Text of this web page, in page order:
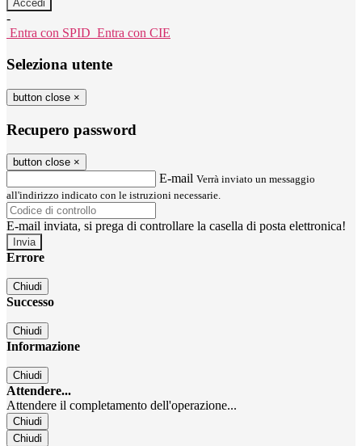
-
Entra con SPID Entra con CIE
Seleziona utente
button close ×
Recupero password
button close ×
E-mail Verrà inviato un messaggio
all'indirizzo indicato con le istruzioni necessarie.
E-mail inviata, si prega di controllare la casella di posta elettronica!
Errore
Chiudi
Successo
Chiudi
Informazione
Chiudi
Attendere...
Attendere il completamento dell'operazione...
Chiudi
Chiudi